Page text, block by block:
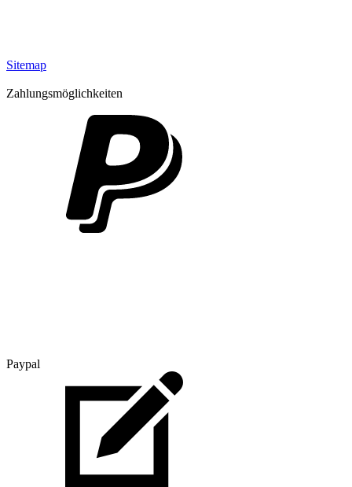
Sitemap
Zahlungsmöglichkeiten
Paypal